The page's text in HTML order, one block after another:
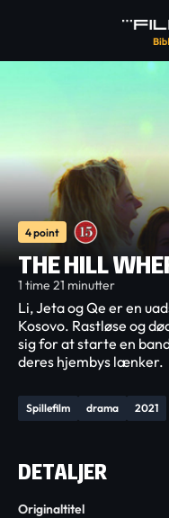
4 point
THE HILL
1 time 21 minutter
Spillefilm drama 2021
Li, Jeta og Qe er en
Kosovo. Rastløse og
sig for at starte en
deres hjembys lænker.
DETALJER
Originaltitel